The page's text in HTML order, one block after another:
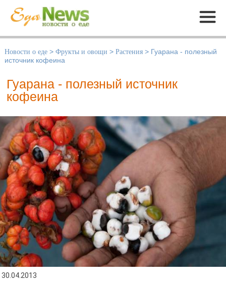
Меню
Новости о еде > Фрукты и овощи > Растения > Гуарана - полезный
источник кофеина
Гуарана - полезный источник
кофеина
30.04.2013